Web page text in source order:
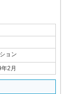
ョン
2月